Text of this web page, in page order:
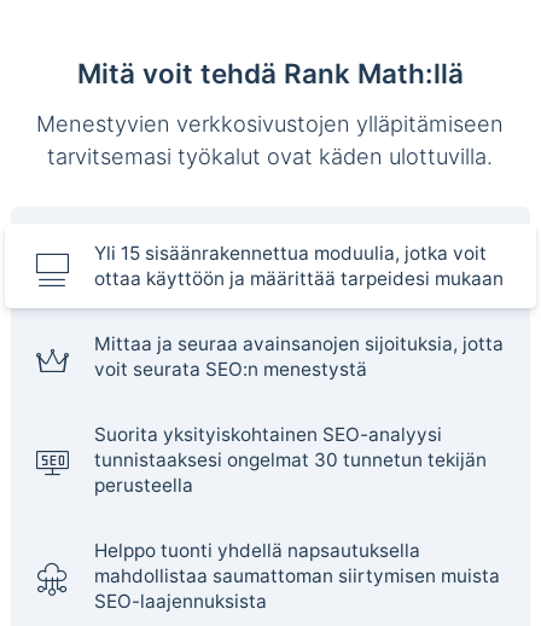
Mitä voit tehdä Rank Math:llä
Menestyvien verkkosivustojen ylläpitämiseen
tarvitsemasi työkalut ovat käden ulottuvilla.
Yli 15 sisäänrakennettua moduulia, jotka voit
ottaa käyttöön ja määrittää tarpeidesi mukaan
Mittaa ja seuraa avainsanojen sijoituksia, jotta
voit seurata SEO:n menestystä
Suorita yksityiskohtainen SEO-analyysi
tunnistaaksesi ongelmat 30 tunnetun tekijän
perusteella
Helppo tuonti yhdellä napsautuksella
mahdollistaa saumattoman siirtymisen muista
SEO-laajennuksista